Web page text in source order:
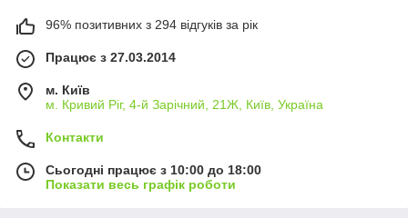
96% позитивних з 294 відгуків за рік
Працює з 27.03.2014
м. Київ
м. Кривий Ріг, 4-й Зарічний, 21Ж, Київ, Україна
Контакти
Сьогодні працює з 10:00 до 18:00
Показати весь графік роботи